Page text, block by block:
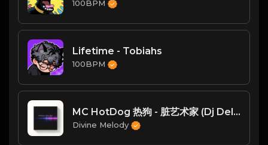
100BPM
Lifetime - Tobiahs
100BPM
MC HotDog 热狗 - 脏艺术家 (Dj Dell ProgHouse Remix)
Divine Melody